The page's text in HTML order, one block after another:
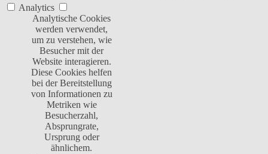
Analytics
Analytische Cookies
werden verwendet,
um zu verstehen, wie
Besucher mit der
Website interagieren.
Diese Cookies helfen
bei der Bereitstellung
von Informationen zu
Metriken wie
Besucherzahl,
Absprungrate,
Ursprung oder
ähnlichem.